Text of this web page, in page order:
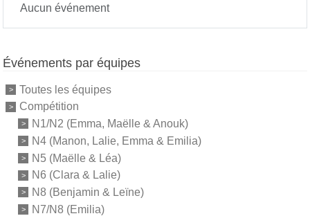
Aucun événement
Événements par équipes
Toutes les équipes
Compétition
N1/N2 (Emma, Maëlle & Anouk)
N4 (Manon, Lalie, Emma & Emilia)
N5 (Maëlle & Léa)
N6 (Clara & Lalie)
N8 (Benjamin & Leïne)
N7/N8 (Emilia)